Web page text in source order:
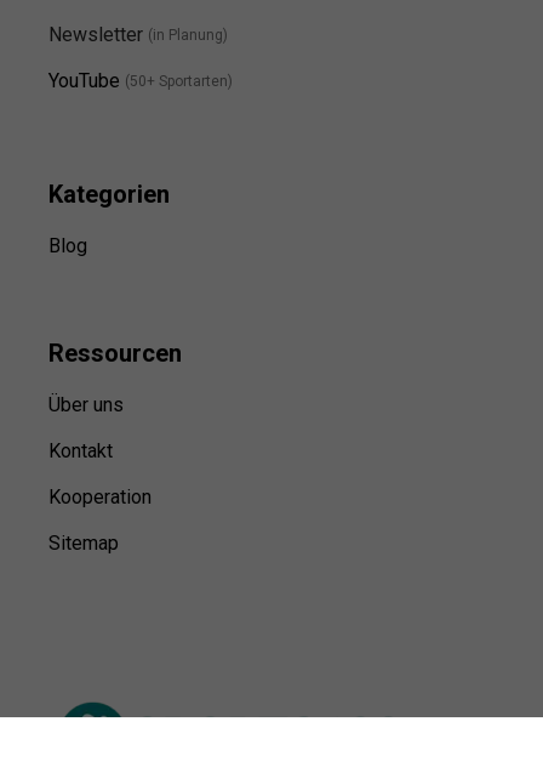
Newsletter (in Planung)
YouTube (50+ Sportarten)
Kategorien
Blog
Ressourcen
Über uns
Kontakt
Kooperation
Sitemap